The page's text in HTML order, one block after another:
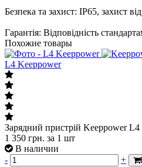
Безпека та захист: IP65, захист
Гарантія: Відповідність
Похожие товары
L4 Keeppower
Зарядний пристрій Keeppower L4
1 350 грн. за 1 шт
В наличии
-
+